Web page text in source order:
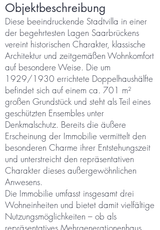
Objektbeschreibung
Diese beeindruckende Stadtvilla in einer
der begehrtesten Lagen Saarbrückens
vereint historischen Charakter, klassische
Architektur und zeitgemäßen Wohnkomfort
auf besondere Weise. Die um
1929/1930 errichtete Doppelhaushälfte
befindet sich auf einem ca. 701 m²
großen Grundstück und steht als Teil eines
geschützten Ensembles unter
Denkmalschutz. Bereits die äußere
Erscheinung der Immobilie vermittelt den
besonderen Charme ihrer Entstehungszeit
und unterstreicht den repräsentativen
Charakter dieses außergewöhnlichen
Anwesens.
Die Immobilie umfasst insgesamt drei
Wohneinheiten und bietet damit vielfältige
Nutzungsmöglichkeiten – ob als